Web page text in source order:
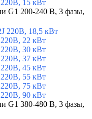
15 кВт
G1 200-240 В, 3 фазы,
220В, 18,5 кВт
22 кВт
30 кВт
37 кВт
45 кВт
55 кВт
75 кВт
90 кВт
G1 380-480 В, 3 фазы,